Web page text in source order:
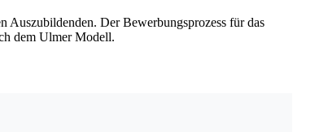
Der Bewerbungsprozess für das
dem Ulmer Modell.